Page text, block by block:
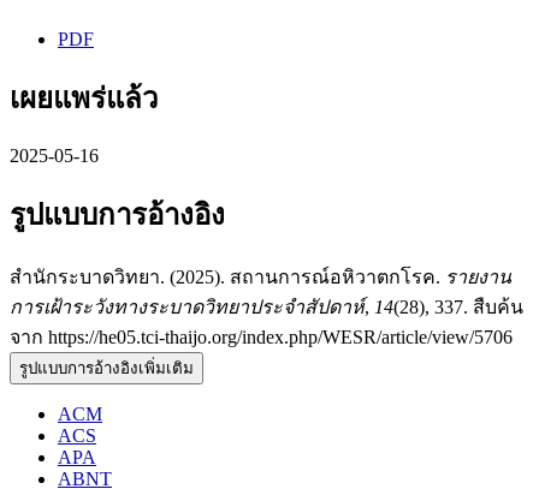
PDF
เผยแพร่แล้ว
2025-05-16
รูปแบบการอ้างอิง
สำนักระบาดวิทยา. (2025). สถานการณ์อหิวาตกโรค. รายงาน
การเฝ้าระวังทางระบาดวิทยาประจำสัปดาห์, 14(28), 337. สืบค้น
จาก https://he05.tci-thaijo.org/index.php/WESR/article/view/5706
รูปแบบการอ้างอิงเพิ่มเติม
ACM
ACS
APA
ABNT